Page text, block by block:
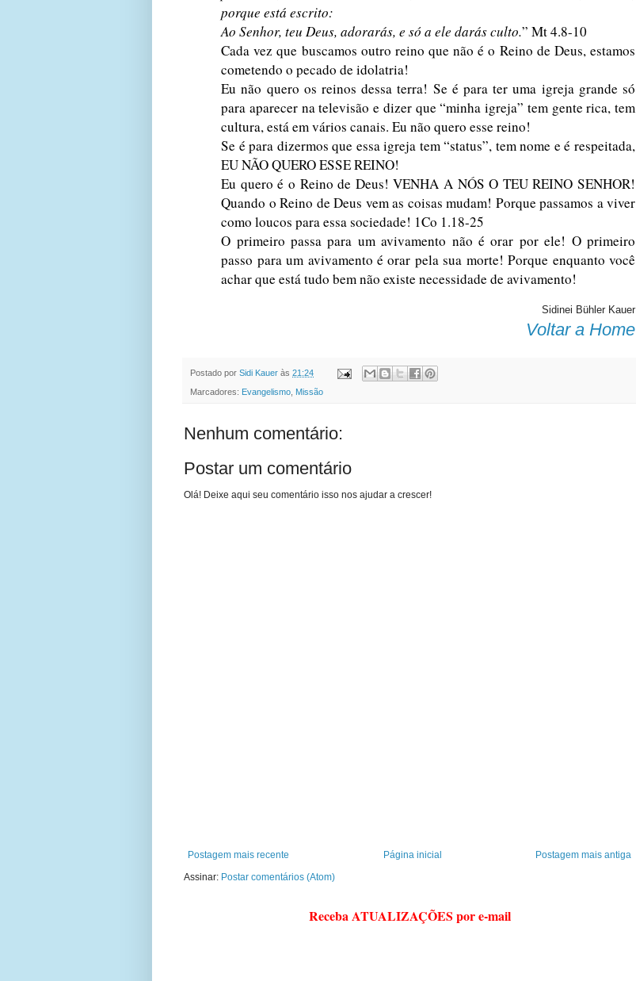
porque está escrito:
Ao Senhor, teu Deus, adorarás, e só a ele darás culto.” Mt 4.8-10
Cada vez que buscamos outro reino que não é o Reino de Deus, estamos
cometendo o pecado de idolatria!
Eu não quero os reinos dessa terra! Se é para ter uma igreja grande só
para aparecer na televisão e dizer que “minha igreja” tem gente rica, tem
cultura, está em vários canais. Eu não quero esse reino!
Se é para dizermos que essa igreja tem “status”, tem nome e é respeitada,
EU NÃO QUERO ESSE REINO!
Eu quero é o Reino de Deus! VENHA A NÓS O TEU REINO SENHOR!
Quando o Reino de Deus vem as coisas mudam! Porque passamos a viver
como loucos para essa sociedade! 1Co 1.18-25
O primeiro passa para um avivamento não é orar por ele! O primeiro
passo para um avivamento é orar pela sua morte! Porque enquanto você
achar que está tudo bem não existe necessidade de avivamento!
Sidinei Bühler Kauer
Voltar a Home
Postado por Sidi Kauer às 21:24
Marcadores: Evangelismo Missão
Nenhum comentário:
Postar um comentário
Olá! Deixe aqui seu comentário isso nos ajudar a crescer!
Postagem mais recente Postagem mais antiga
Página inicial
Assinar: Postar comentários (Atom)
Receba ATUALIZAÇÕES por e-mail